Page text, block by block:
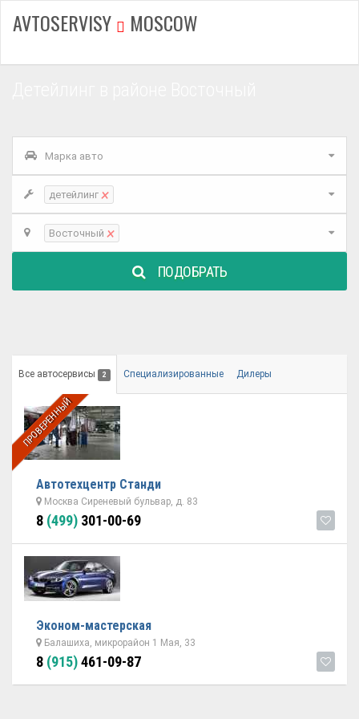
AVTOSERVISY MOSCOW
Марка авто
детейлинг ×
Восточный ×
ПОДОБРАТЬ
Все автосервисы 2 Специализированные Дилеры
ПРОВЕРЕННЫЙ
Автотехцентр Станди
Москва Сиреневый бульвар, д. 83
8 (499) 301-00-69
Эконом-мастерская
Балашиха, микрорайон 1 Мая, 33
8 (915)461-09-87